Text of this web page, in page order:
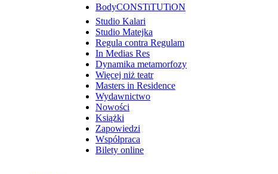
BodyCONSTiTUTiON
Studio Kalari
Studio Matejka
Regula contra Regulam
In Medias Res
Dynamika metamorfozy
Więcej niż teatr
Masters in Residence
Wydawnictwo
Nowości
Książki
Zapowiedzi
Współpraca
Bilety online